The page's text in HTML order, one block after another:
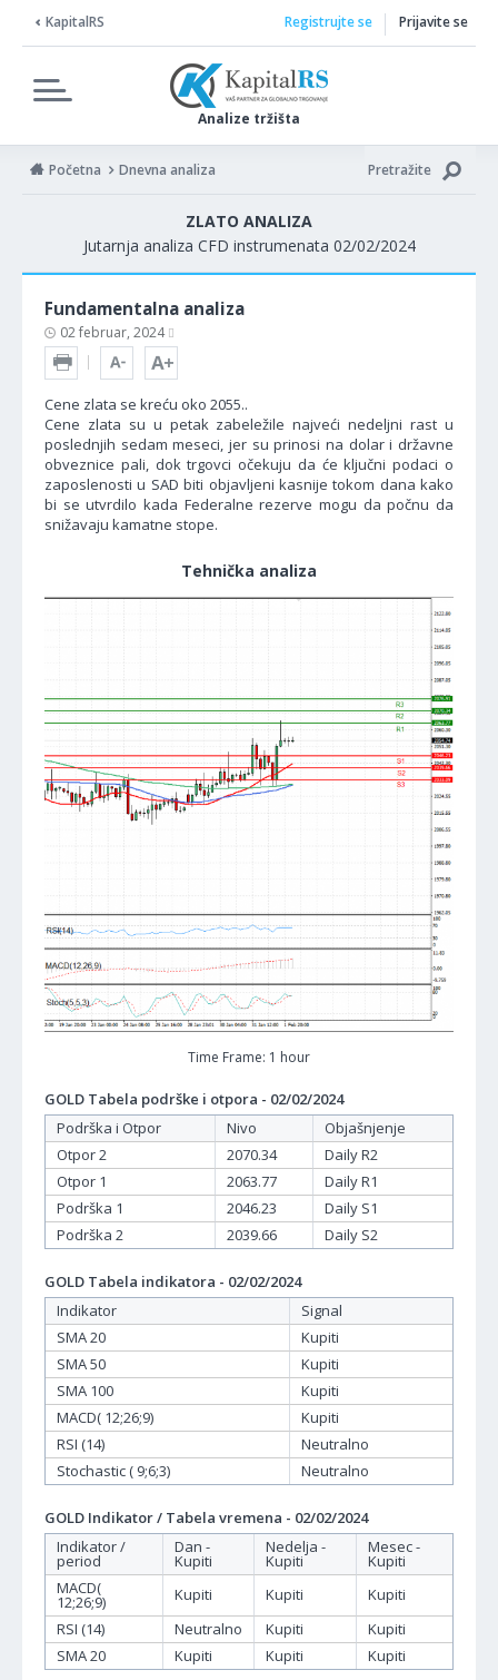
KapitalRS
Analize tržišta
Registrujte se Prijavite se
Početna Dnevna analiza Pretražite
ZLATO ANALIZA
Jutarnja analiza CFD instrumenata 02/02/2024
Fundamentalna analiza
02 februar, 2024
Cene zlata se kreću oko 2055..
Cene zlata su u petak zabeležile najveći nedeljni rast u
poslednjih sedam meseci, jer su prinosi na dolar i državne
obveznice pali, dok trgovci očekuju da će ključni podaci o
zaposlenosti u SAD biti objavljeni kasnije tokom dana kako
bi se utvrdilo kada Federalne rezerve mogu da počnu da
snižavaju kamatne stope.
Tehnička analiza
Time Frame: 1 hour
GOLD Tabela podrške i otpora - 02/02/2024
Podrška i Otpor
Nivo
Objašnjenje
Otpor 2
2070.34
Daily R2
Otpor 1
2063.77
Daily R1
Podrška 1
2046.23
Daily S1
Podrška 2
2039.66 Daily S2
GOLD Tabela indikatora - 02/02/2024
Indikator
Signal
SMA 20
Kupiti
SMA 50
Kupiti
SMA 100
Kupiti
MACD( 12;26;9)
Kupiti
RSI (14)
Neutralno
Stochastic ( 9;6;3)
Neutralno
GOLD Indikator / Tabela vremena - 02/02/2024
Indikator /
period
Dan -
Kupiti
Nedelja -
Kupiti
Mesec -
Kupiti
MACD(
12;26;9) Kupiti Kupiti
Kupiti
RSI (14)
Neutralno Kupiti
Kupiti
SMA 20
Kupiti Kupiti Kupiti